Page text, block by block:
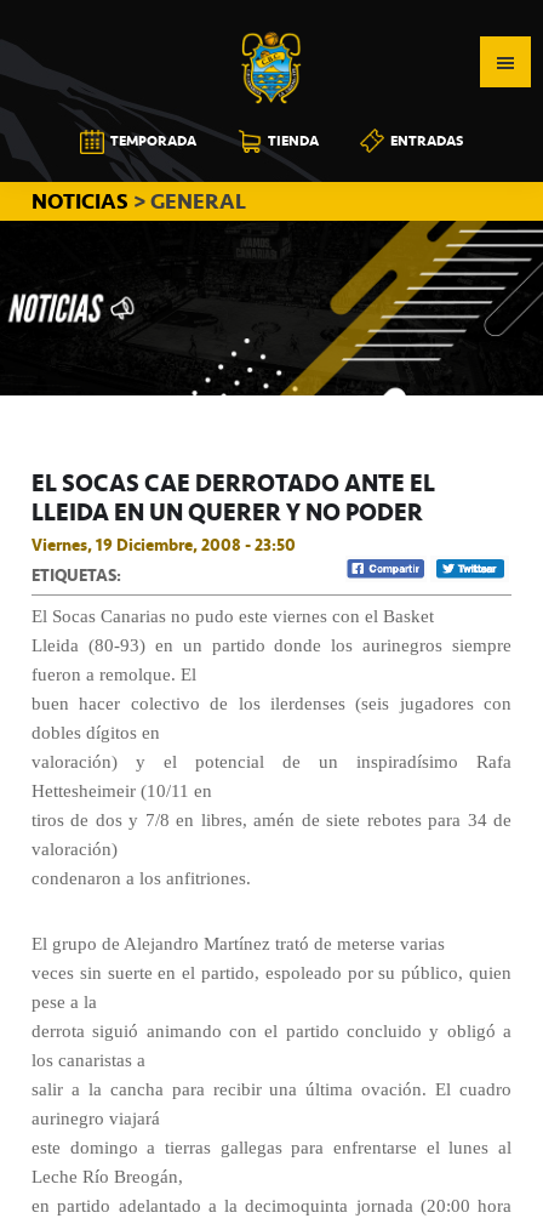
a
la
navegación
principal
al
contenido
principal
a
la
barra
lateral
principal
CB
CANARIAS
TEMPORADA TIENDA ENTRADAS
NOTICIAS > GENERAL
EL SOCAS CAE DERROTADO ANTE EL
LLEIDA EN UN QUERER Y NO PODER
Viernes, 19 Diciembre, 2008 - 23:50
ETIQUETAS:
El Socas Canarias no pudo este viernes con el Basket
Lleida (80-93) en un partido donde los aurinegros siempre
fueron a remolque. El
buen hacer colectivo de los ilerdenses (seis jugadores con
dobles dígitos en
valoración) y el potencial de un inspiradísimo Rafa
Hettesheimeir (10/11 en
tiros de dos y 7/8 en libres, amén de siete rebotes para 34 de
valoración)
condenaron a los anfitriones.
El grupo de Alejandro Martínez trató de meterse varias
veces sin suerte en el partido, espoleado por su público, quien
pese a la
derrota siguió animando con el partido concluido y obligó a
los canaristas a
salir a la cancha para recibir una última ovación. El cuadro
aurinegro viajará
este domingo a tierras gallegas para enfrentarse el lunes al
Leche Río Breogán,
en partido adelantado a la decimoquinta jornada (20:00 hora